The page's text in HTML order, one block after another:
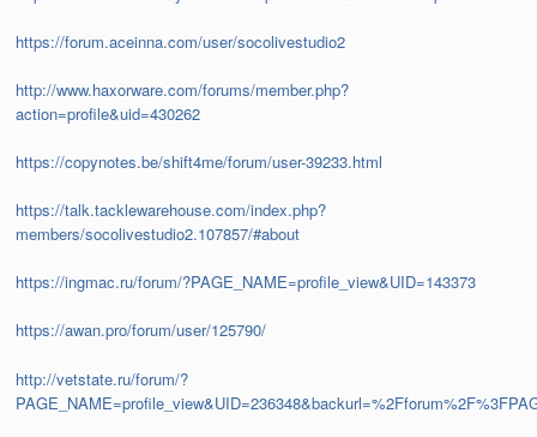
https://forum.aceinna.com/user/socolivestudio2
http://www.haxorware.com/forums/member.php?
action=profile&uid=430262
https://copynotes.be/shift4me/forum/user-39233.html
https://talk.tacklewarehouse.com/index.php?
members/socolivestudio2.107857/#about
https://ingmac.ru/forum/?PAGE_NAME=profile_view&UID=143373
https://awan.pro/forum/user/125790/
http://vetstate.ru/forum/?